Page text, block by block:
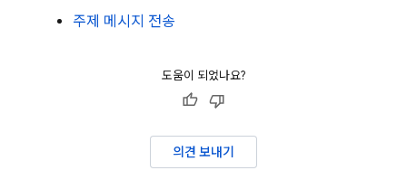
주제 메시지 전송
도움이 되었나요?
의견 보내기